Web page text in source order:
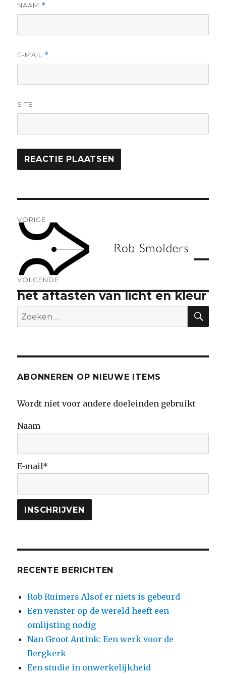
NAAM *
E-MAIL *
SITE
navigatie
VORIGE
Vorig
knuffelkunstknutselaar
VOLGENDE
Volgend
bericht:
het aftasten van licht en kleur
Zoeken
naar:
ABONNEREN OP NIEUWE ITEMS
Wordt niet voor andere doeleinden gebruikt
Naam
E-mail*
RECENTE BERICHTEN
Rob Ruimers Alsof er niets is gebeurd
Een venster op de wereld heeft een
omlijsting nodig
Nan Groot Antink: Een werk voor de
Bergkerk
Een studie in onwerkelijkheid